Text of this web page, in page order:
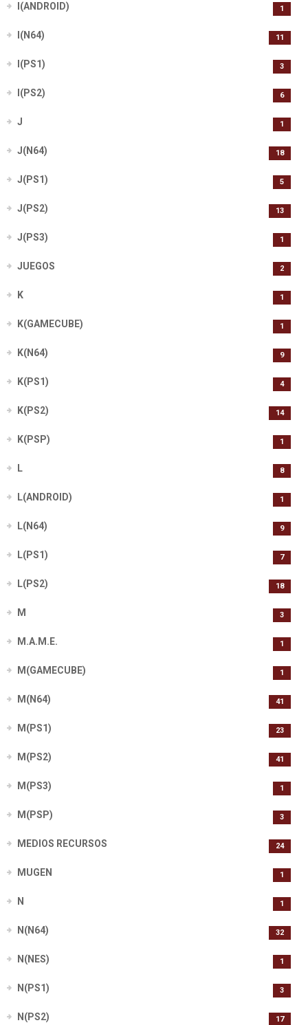
I(ANDROID) 1
I(N64) 11
I(PS1) 3
I(PS2) 6
J 1
J(N64) 18
J(PS1) 5
J(PS2) 13
J(PS3) 1
JUEGOS 2
K 1
K(GAMECUBE) 1
K(N64) 9
K(PS1) 4
K(PS2) 14
K(PSP) 1
L 8
L(ANDROID) 1
L(N64) 9
L(PS1) 7
L(PS2) 18
M 3
M.A.M.E. 1
M(GAMECUBE) 1
M(N64) 41
M(PS1) 23
M(PS2) 41
M(PS3) 1
M(PSP) 3
MEDIOS RECURSOS 24
MUGEN 1
N 1
N(N64) 32
N(NES) 1
N(PS1) 3
N(PS2) 17